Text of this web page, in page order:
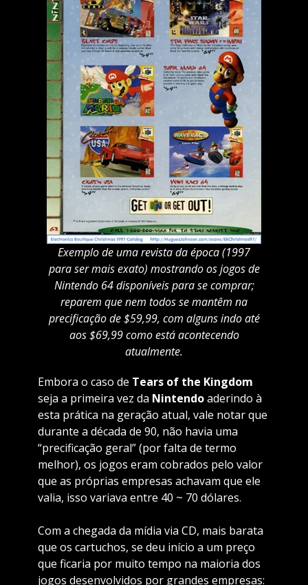
Exemplo de uma revista da época (1997
para ser mais exato) mostrando os jogos de
Nintendo 64 disponíveis para se comprar;
reparem que nem todos se mantêm na
precificação de $59,99, com alguns indo até
aos $69,99 como está acontecendo
atualmente.
Embora o caso de Tears of the Kingdom
seja a primeira vez da Nintendoaderindo à
esta prática na geração atual, vale notar que
durante a década de 90, não havia uma
“precificação geral” (por falta de termo
melhor), os jogos eram cobrados pelo valor
que as próprias empresas achavam que ele
valia, isso variava entre 40 ~ 70 dólares.
Com a chegada da mídia via CD, mais barata
que os cartuchos, se deu início a um preço
que ficaria por muito tempo na maioria dos
jogos desenvolvidos por grandes empresas: